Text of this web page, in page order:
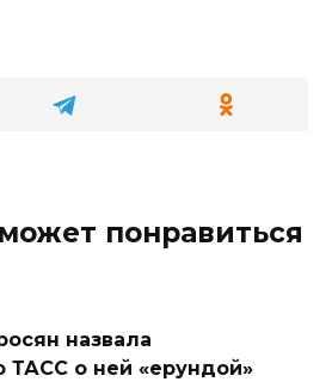
понравиться
назвала
о ней «ерундой»